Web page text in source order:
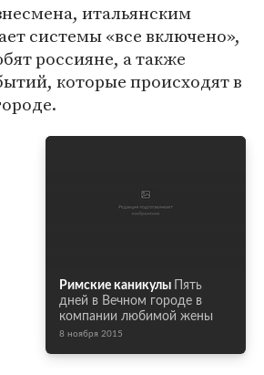
итальянским
системы «все включено»,
россияне, а также
которые происходят в
Римские каникулы
Пять
дней в Вечном городе в
компании любимой жены
8 ноября 2015